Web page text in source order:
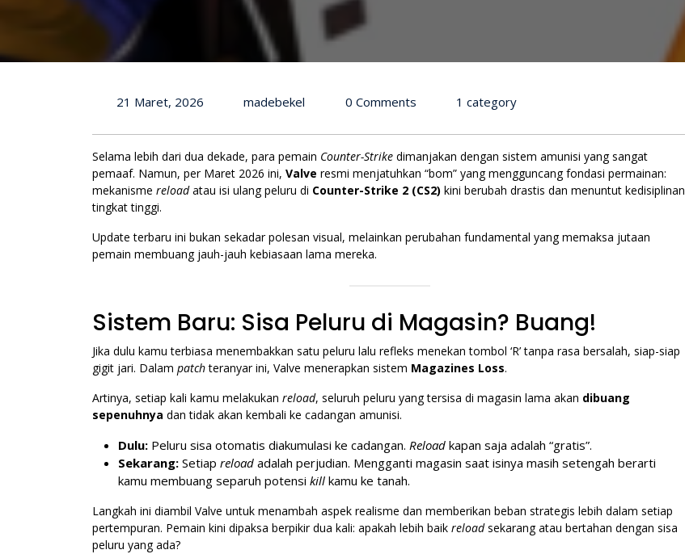
21 Maret, 2026 madebekel 0 Comments 1 category
Selama lebih dari dua dekade, para pemain Counter-Strike dimanjakan dengan sistem amunisi yang sangat
pemaaf. Namun, per Maret 2026 ini, Valve resmi menjatuhkan “bom” yang mengguncang fondasi permainan:
mekanisme reloadatau isi ulang peluru di Counter-Strike 2 (CS2) kini berubah drastis dan menuntut kedisiplinan
tingkat tinggi.
Update terbaru ini bukan sekadar polesan visual, melainkan perubahan fundamental yang memaksa jutaan
pemain membuang jauh-jauh kebiasaan lama mereka.
Sistem Baru: Sisa Peluru di Magasin? Buang!
Jika dulu kamu terbiasa menembakkan satu peluru lalu refleks menekan tombol ‘R’ tanpa rasa bersalah, siap-siap
gigit jari. Dalam patchteranyar ini, Valve menerapkan sistem Magazines Loss.
Artinya, setiap kali kamu melakukan reload, seluruh peluru yang tersisa di magasin lama akan dibuang
sepenuhnya dan tidak akan kembali ke cadangan amunisi.
Dulu: Peluru sisa otomatis diakumulasi ke cadangan. Reload kapan saja adalah “gratis”.
Sekarang: Setiap reload adalah perjudian. Mengganti magasin saat isinya masih setengah berarti
kamu membuang separuh potensi kill kamu ke tanah.
Langkah ini diambil Valve untuk menambah aspek realisme dan memberikan beban strategis lebih dalam setiap
pertempuran. Pemain kini dipaksa berpikir dua kali: apakah lebih baik reloadsekarang atau bertahan dengan sisa
peluru yang ada?